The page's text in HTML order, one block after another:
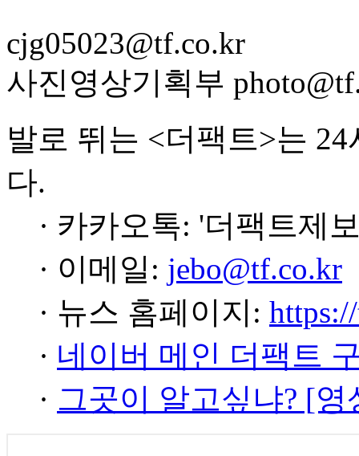
cjg05023@tf.co.kr
사진영상기획부
발로 뛰는 <더팩트>는
다.
· 카카오톡: '더팩트제
· 이메일: jebo@tf.co.kr
· 뉴스 홈페이지:
· 네이버 메인 더팩트
· 그곳이 알고싶냐? [